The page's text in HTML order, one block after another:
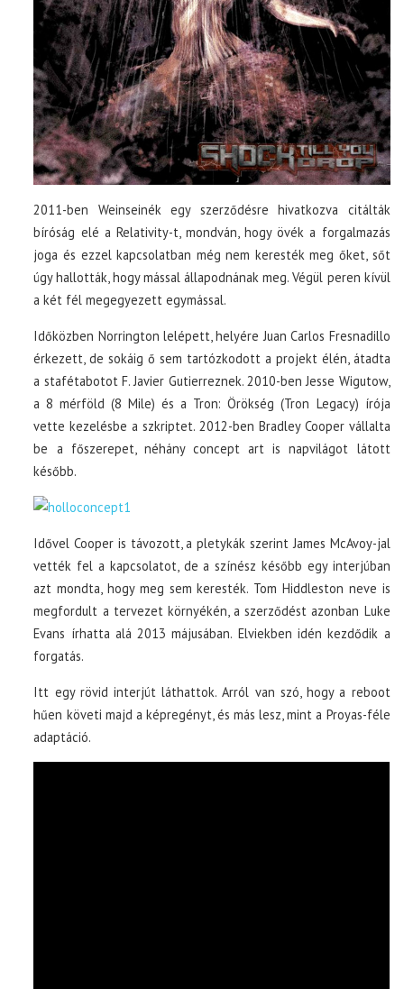
2011-ben Weinseinék egy szerződésre hivatkozva citálták
bíróság elé a Relativity-t, mondván, hogy övék a forgalmazás
joga és ezzel kapcsolatban még nem keresték meg őket, sőt
úgy hallották, hogy mással állapodnának meg. Végül peren kívül
a két fél megegyezett egymással.
Időközben Norrington lelépett, helyére Juan Carlos Fresnadillo
érkezett, de sokáig ő sem tartózkodott a projekt élén, átadta
a stafétabotot F. Javier Gutierreznek. 2010-ben Jesse Wigutow,
a 8 mérföld (8 Mile) és a Tron: Örökség (Tron Legacy) írója
vette kezelésbe a szkriptet. 2012-ben Bradley Cooper vállalta
be a főszerepet, néhány concept art is napvilágot látott
később.
Idővel Cooper is távozott, a pletykák szerint James McAvoy-jal
vették fel a kapcsolatot, de a színész később egy interjúban
azt mondta, hogy meg sem keresték. Tom Hiddleston neve is
megfordult a tervezet környékén, a szerződést azonban Luke
Evans írhatta alá 2013 májusában. Elviekben idén kezdődik a
forgatás.
Itt egy rövid interjút láthattok. Arról van szó, hogy a reboot
hűen követi majd a képregényt, és más lesz, mint a Proyas-féle
adaptáció.